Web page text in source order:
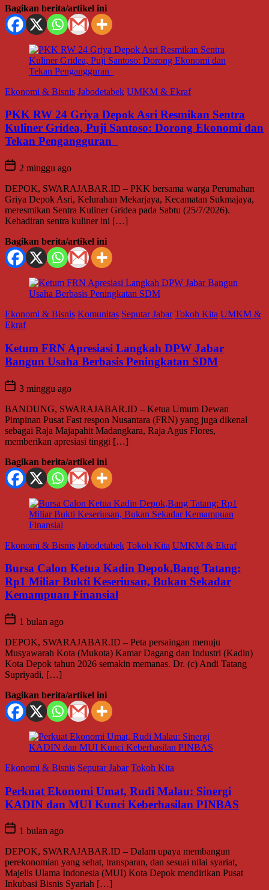
Bagikan berita/artikel ini
Ekonomi & Bisnis Jabodetabek UMKM & Ekraf
PKK RW 24 Griya Depok Asri Resmikan Sentra
Kuliner Gridea, Puji Santoso: Dorong Ekonomi dan
Tekan Pengangguran
2 minggu ago
DEPOK, SWARAJABAR.ID – PKK bersama warga Perumahan
Griya Depok Asri, Kelurahan Mekarjaya, Kecamatan Sukmajaya,
meresmikan Sentra Kuliner Gridea pada Sabtu (25/7/2026).
Kehadiran sentra kuliner ini […]
Bagikan berita/artikel ini
Ekonomi & Bisnis Komunitas Seputar Jabar Tokoh Kita UMKM &
Ekraf
Ketum FRN Apresiasi Langkah DPW Jabar
Bangun Usaha Berbasis Peningkatan SDM
3 minggu ago
BANDUNG, SWARAJABAR.ID – Ketua Umum Dewan
Pimpinan Pusat Fast respon Nusantara (FRN) yang juga dikenal
sebagai Raja Majapahit Madangkara, Raja Agus Flores,
memberikan apresiasi tinggi […]
Bagikan berita/artikel ini
Ekonomi & Bisnis Jabodetabek Tokoh Kita UMKM & Ekraf
Bursa Calon Ketua Kadin Depok,Bang Tatang:
Rp1 Miliar Bukti Keseriusan, Bukan Sekadar
Kemampuan Finansial
1 bulan ago
DEPOK, SWARAJABAR.ID – Peta persaingan menuju
Musyawarah Kota (Mukota) Kamar Dagang dan Industri (Kadin)
Kota Depok tahun 2026 semakin memanas. Dr. (c) Andi Tatang
Supriyadi, […]
Bagikan berita/artikel ini
Ekonomi & Bisnis Seputar Jabar Tokoh Kita
Perkuat Ekonomi Umat, Rudi Malau: Sinergi
KADIN dan MUI Kunci Keberhasilan PINBAS
1 bulan ago
DEPOK, SWARAJABAR.ID – Dalam upaya membangun
perekonomian yang sehat, transparan, dan sesuai nilai syariat,
Majelis Ulama Indonesia (MUI) Kota Depok mendirikan Pusat
Inkubasi Bisnis Syariah […]